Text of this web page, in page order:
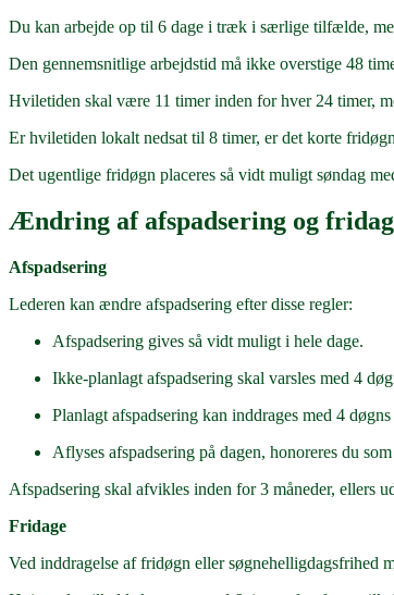
Du kan arbejde op til 6 dage i træk i særlige tilfælde,
Den gennemsnitlige arbejdstid må ikke overstige 48
Hviletiden skal være 11 timer inden for hver 24 timer,
Er hviletiden lokalt nedsat til 8 timer, er det korte
Det ugentlige fridøgn placeres så vidt muligt søndag
Ændring af afspadsering og
Afspadsering
Lederen kan ændre afspadsering efter disse regler:
Afspadsering gives så vidt muligt i hele dage.
Ikke-planlagt afspadsering skal varsles med 4
Planlagt afspadsering kan inddrages med 4
Aflyses afspadsering på dagen, honoreres du
Afspadsering skal afvikles inden for 3 måneder, ellers
Fridage
Ved inddragelse af fridøgn eller søgnehelligdagsfrihed